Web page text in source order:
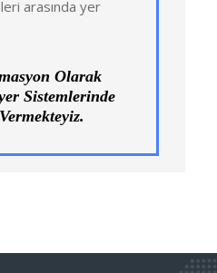
arasında yer
Olarak
Sistemlerinde